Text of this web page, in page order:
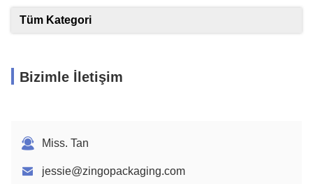
Tüm Kategori
Bizimle İletişim
Miss. Tan
jessie@zingopackaging.com